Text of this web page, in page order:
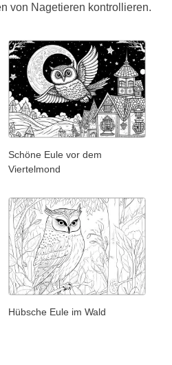
von Nagetieren kontrollieren.
Schöne Eule vor dem
Viertelmond
Hübsche Eule im Wald